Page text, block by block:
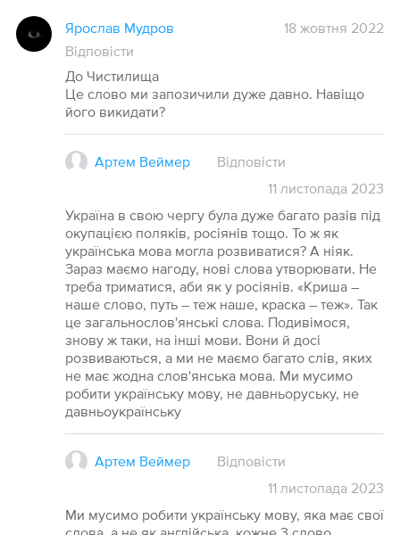
Ярослав Мудров
18 жовтня 2022
Відповісти
До Чистилища
Це слово ми запозичили дуже давно. Навіщо
його викидати?
Артем Веймер
Відповісти
11 листопада 2023
Україна в свою чергу була дуже багато разів під
окупацією поляків, росіянів тощо. То ж як
українська мова могла розвиватися? А ніяк.
Зараз маємо нагоду, нові слова утворювати. Не
треба триматися, аби як у росіянів. «Криша –
наше слово, путь – теж наше, краска – теж». Так
це загальнослов'янські слова. Подивімося,
знову ж таки, на інші мови. Вони й досі
розвиваються, а ми не маємо багато слів, яких
не має жодна слов'янська мова. Ми мусимо
робити українську мову, не давньоруську, не
давньоукраїнську
Артем Веймер
Відповісти
11 листопада 2023
Ми мусимо робити українську мову, яка має свої